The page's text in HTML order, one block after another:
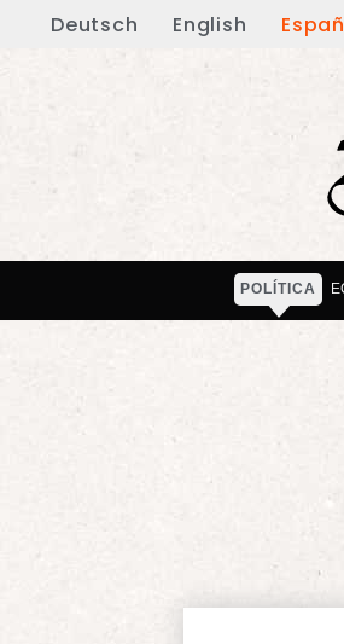
Deutsch English
POLÍTICA